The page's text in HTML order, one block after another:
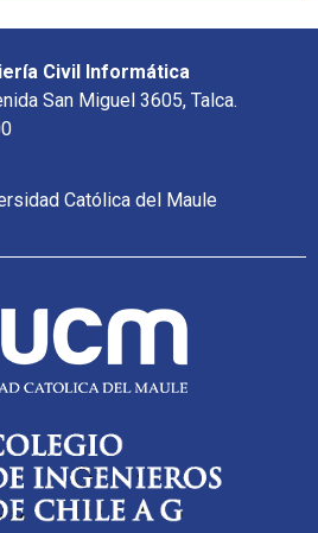
Civil Informática
San Miguel 3605, Talca.
Católica del Maule